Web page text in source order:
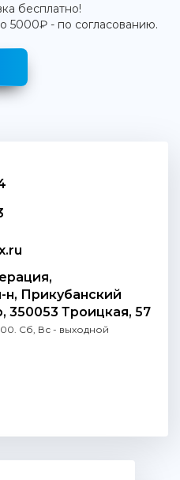
бесплатно!
5000₽ - по согласованию.
Прикубанский
350053 Троицкая, 57
Сб, Вс - выходной